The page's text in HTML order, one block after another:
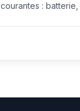
courantes :